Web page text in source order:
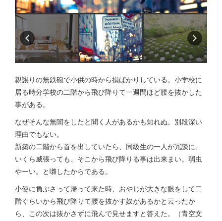
親譲りの無鉄砲で小供の時から損ばかりしている。小学校に
居る時分学校の二階から飛び降りて一週間ほど腰を抜かした
事がある。
なぜそんな無闇をしたと聞く人があるかも知れぬ。別段深い
理由でもない。
新築の二階から首を出していたら、同級生の一人が冗談に、
いくら威張っても、そこから飛び降りる事は出来まい。弱虫
やーい。と囃したからである。
小使に負ぶさって帰って来た時、おやじが大きな眼をして二
階ぐらいから飛び降りて腰を抜かす奴があるかと云ったか
ら、この次は抜かさずに飛んで見せますと答えた。（青空文